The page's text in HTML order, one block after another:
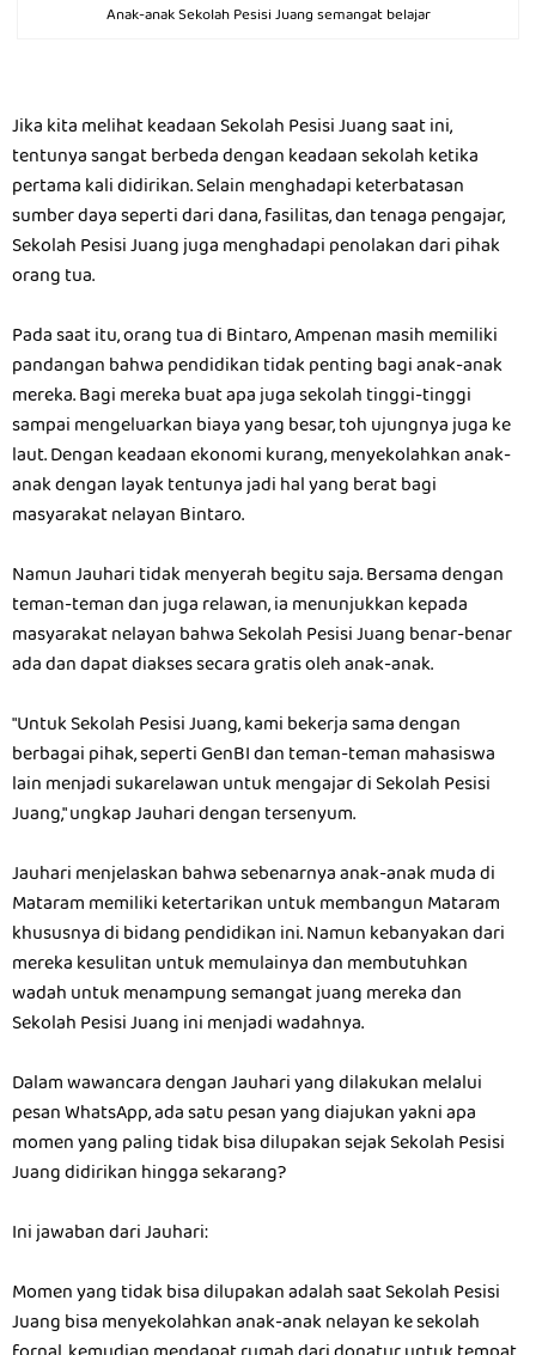
Anak-anak Sekolah Pesisi Juang semangat belajar
Jika kita melihat keadaan Sekolah Pesisi Juang saat ini,
tentunya sangat berbeda dengan keadaan sekolah ketika
pertama kali didirikan. Selain menghadapi keterbatasan
sumber daya seperti dari dana, fasilitas, dan tenaga pengajar,
Sekolah Pesisi Juang juga menghadapi penolakan dari pihak
orang tua.
Pada saat itu, orang tua di Bintaro, Ampenan masih memiliki
pandangan bahwa pendidikan tidak penting bagi anak-anak
mereka. Bagi mereka buat apa juga sekolah tinggi-tinggi
sampai mengeluarkan biaya yang besar, toh ujungnya juga ke
laut. Dengan keadaan ekonomi kurang, menyekolahkan anak-
anak dengan layak tentunya jadi hal yang berat bagi
masyarakat nelayan Bintaro.
Namun Jauhari tidak menyerah begitu saja. Bersama dengan
teman-teman dan juga relawan, ia menunjukkan kepada
masyarakat nelayan bahwa Sekolah Pesisi Juang benar-benar
ada dan dapat diakses secara gratis oleh anak-anak.
"Untuk Sekolah Pesisi Juang, kami bekerja sama dengan
berbagai pihak, seperti GenBI dan teman-teman mahasiswa
lain menjadi sukarelawan untuk mengajar di Sekolah Pesisi
Juang," ungkap Jauhari dengan tersenyum.
Jauhari menjelaskan bahwa sebenarnya anak-anak muda di
Mataram memiliki ketertarikan untuk membangun Mataram
khususnya di bidang pendidikan ini. Namun kebanyakan dari
mereka kesulitan untuk memulainya dan membutuhkan
wadah untuk menampung semangat juang mereka dan
Sekolah Pesisi Juang ini menjadi wadahnya.
Dalam wawancara dengan Jauhari yang dilakukan melalui
pesan WhatsApp, ada satu pesan yang diajukan yakni apa
momen yang paling tidak bisa dilupakan sejak Sekolah Pesisi
Juang didirikan hingga sekarang?
Ini jawaban dari Jauhari:
Momen yang tidak bisa dilupakan adalah saat Sekolah Pesisi
Juang bisa menyekolahkan anak-anak nelayan ke sekolah